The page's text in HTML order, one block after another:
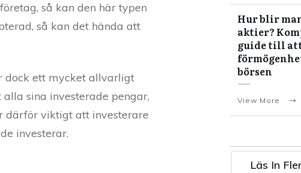
så kan den här typen
så kan det hända att
dock ett mycket allvarligt
sina investerade pengar,
därför viktigt att investerare
investerar.
Hur blir
aktier?
guide till
börsen
View More
Läs In